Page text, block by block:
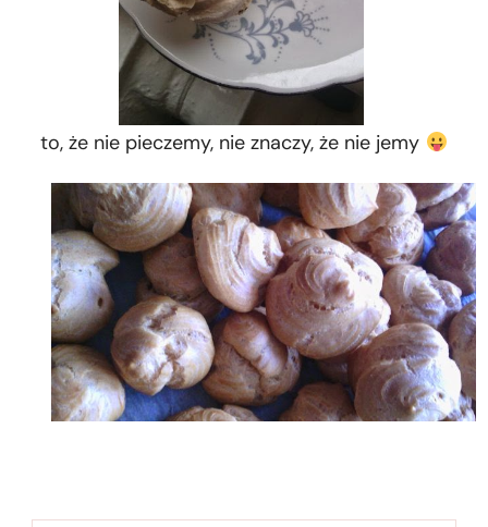
to, że nie pieczemy, nie znaczy, że nie jemy